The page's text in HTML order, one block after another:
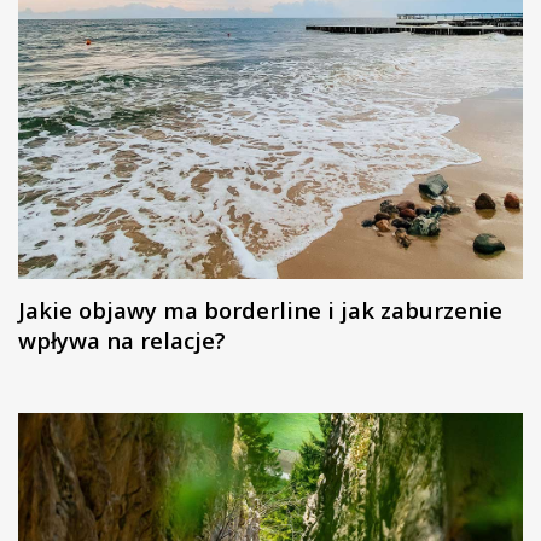
Jakie objawy ma borderline i jak zaburzenie
wpływa na relacje?